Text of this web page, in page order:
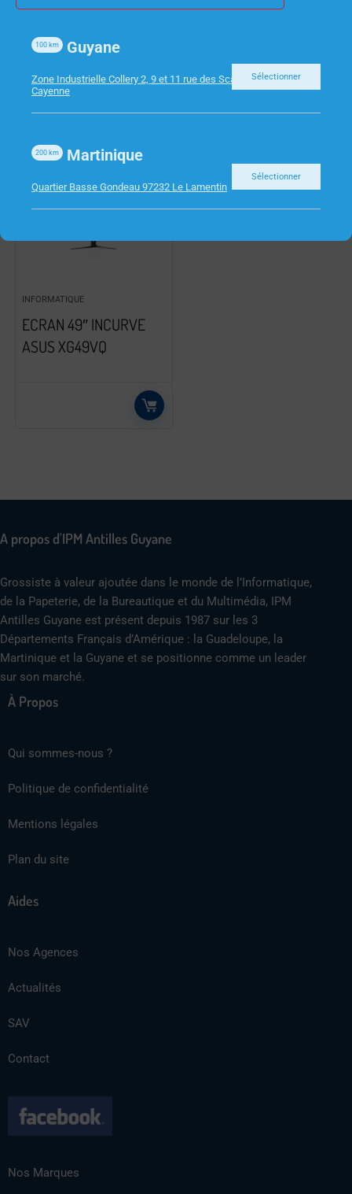
RJ45
INFORMATIQUE
ECRAN 49″ INCURVE
ASUS XG49VQ
A propos d'IPM Antilles Guyane
Grossiste à valeur ajoutée dans le monde de l’Informatique,
de la Papeterie, de la Bureautique et du Multimédia, IPM
Antilles Guyane est présent depuis 1987 sur les 3
Départements Français d’Amérique : la Guadeloupe, la
Martinique et la Guyane et se positionne comme un leader
sur son marché.
À Propos
Qui sommes-nous ?
Politique de confidentialité
Mentions légales
Plan du site
Aides
Nos Agences
Actualités
SAV
Contact
Nos Marques
Guyane
100 km
Zone Industrielle Collery 2, 9 et 11 rue des Scarabees 97300
Cayenne
Sélectionner
Martinique
200 km
Quartier Basse Gondeau 97232 Le Lamentin
Sélectionner